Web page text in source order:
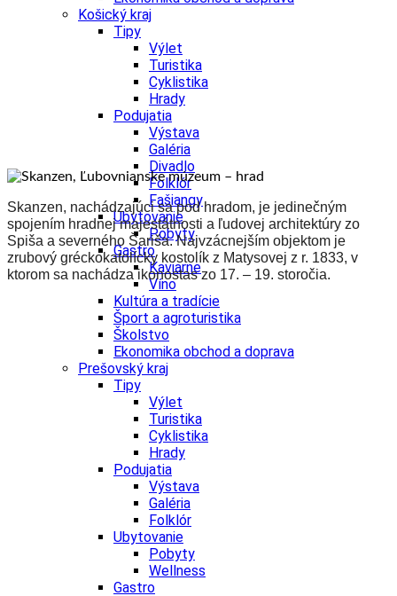
Košický kraj
Tipy
Výlet
Turistika
Cyklistika
Hrady
Podujatia
Výstava
Galéria
Divadlo
Folklór
Fašiangy
Ubytovanie
Pobyty
Gastro
Kaviarne
Víno
Kultúra a tradície
Šport a agroturistika
Školstvo
Ekonomika obchod a doprava
Prešovský kraj
Tipy
Výlet
Turistika
Cyklistika
Hrady
Podujatia
Výstava
Galéria
Folklór
Ubytovanie
Pobyty
Wellness
Gastro
Skanzen, nachádzajúci sa pod hradom, je jedinečným
spojením hradnej majestátnosti a ľudovej architektúry zo
Spiša a severného Šariša. Najvzácnejším objektom je
zrubový gréckokatolícky kostolík z Matysovej z r. 1833, v
ktorom sa nachádza ikonostas zo 17. – 19. storočia.